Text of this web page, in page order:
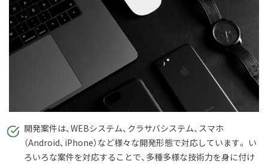
開発案件は、WEBシステム、クラサバシステム、スマホ
（Android、iPhone）など様々な開発形態で対応しています。 い
ろいろな案件を対応することで、多種多様な技術力を身に付け